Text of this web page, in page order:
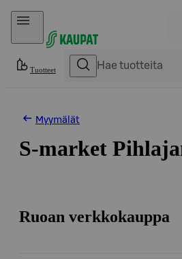
Hyppää sisältöön
Tuotteet
Myymälät
S-market
Ruoan verkkokauppa